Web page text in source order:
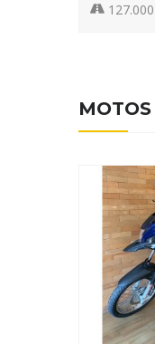
127.000